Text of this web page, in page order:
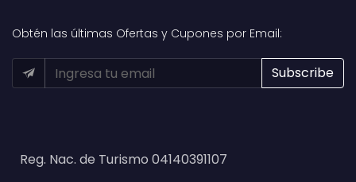
Obtén las últimas Ofertas y Cupones por Email:
Reg. Nac. de Turismo 04140391107